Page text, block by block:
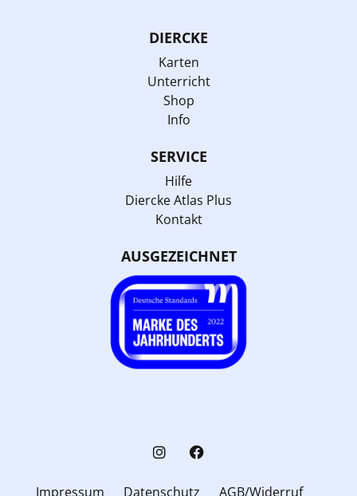
DIERCKE
Karten
Unterricht
Shop
Info
SERVICE
Hilfe
Diercke Atlas Plus
Kontakt
AUSGEZEICHNET
Impressum Datenschutz AGB/Widerruf